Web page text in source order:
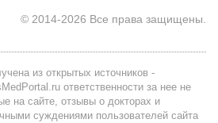
© 2014-2026 Все права защищены.
из открытых источников -
ответственности за нее не
на сайте, отзывы о докторах и
суждениями пользователей сайта